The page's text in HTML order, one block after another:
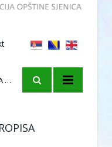
REGISTAR ODLUKA I PROPISA